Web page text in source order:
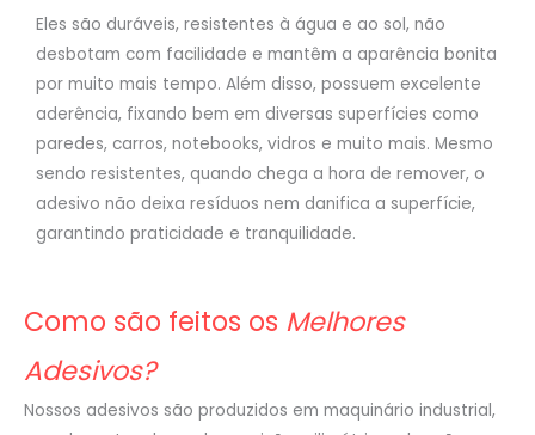
Eles são duráveis, resistentes à água e ao sol, não
desbotam com facilidade e mantêm a aparência bonita
por muito mais tempo. Além disso, possuem excelente
aderência, fixando bem em diversas superfícies como
paredes, carros, notebooks, vidros e muito mais. Mesmo
sendo resistentes, quando chega a hora de remover, o
adesivo não deixa resíduos nem danifica a superfície,
garantindo praticidade e tranquilidade.
Como são feitos os Melhores
Adesivos?
Nossos adesivos são produzidos em maquinário industrial,